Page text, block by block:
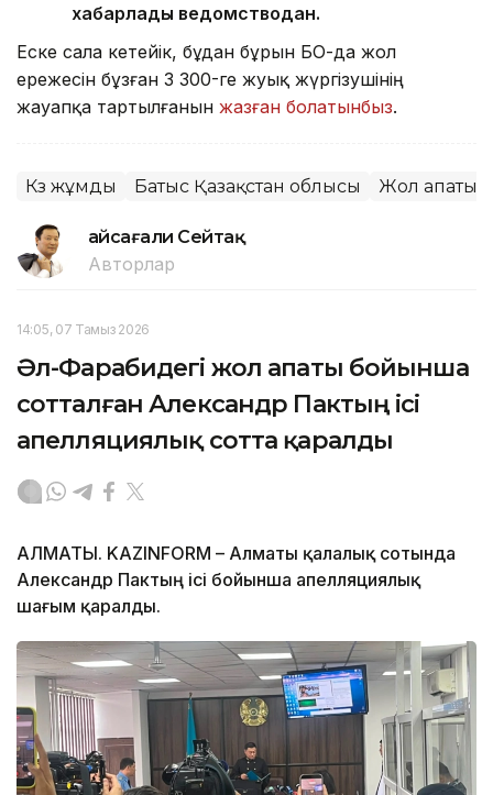
хабарлады ведомстводан.
Еске сала кетейік, бұдан бұрын БҚО-да жол
ережесін бұзған 3 300-ге жуық жүргізушінің
жауапқа тартылғанын жазған болатынбыз.
Көз жұмды Батыс Қазақстан облысы Жол апаты
Ғайсағали Сейтақ
Авторлар
14:05, 07 Тамыз 2026
Әл-Фарабидегі жол апаты бойынша
сотталған Александр Пактың ісі
апелляциялық сотта қаралды
АЛМАТЫ. KAZINFORM – Алматы қалалық сотында
Александр Пактың ісі бойынша апелляциялық
шағым қаралды.